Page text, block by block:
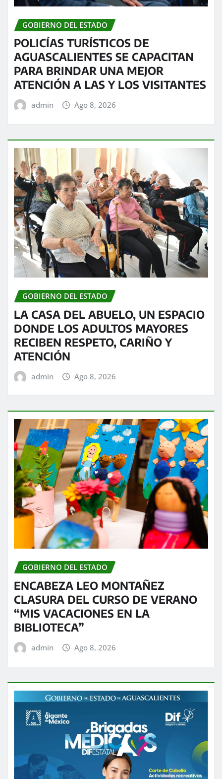
GOBIERNO DEL ESTADO
POLICÍAS TURÍSTICOS DE
AGUASCALIENTES SE CAPACITAN
PARA BRINDAR UNA MEJOR
ATENCIÓN A LAS Y LOS VISITANTES
admin Ago 8, 2026
GOBIERNO DEL ESTADO
LA CASA DEL ABUELO, UN ESPACIO
DONDE LOS ADULTOS MAYORES
RECIBEN RESPETO, CARIÑO Y
ATENCIÓN
admin Ago 8, 2026
GOBIERNO DEL ESTADO
ENCABEZA LEO MONTAÑEZ
CLASURA DEL CURSO DE VERANO
“MIS VACACIONES EN LA
BIBLIOTECA”
admin Ago 8, 2026